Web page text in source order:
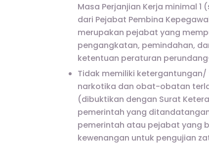
Masa Perjanjian Kerja minimal
dari Pejabat Pembina
merupakan pejabat yang
pengangkatan, pemindahan,
ketentuan peraturan
Tidak memiliki
narkotika dan obat-obatan
(dibuktikan dengan Surat
pemerintah yang
pemerintah atau pejabat yang
kewenangan untuk pengujian